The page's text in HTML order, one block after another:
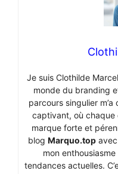
Je suis Clothilde
monde du branding
parcours singulier
captivant, où
marque forte et
blog Marquo.top
mon
tendances actuelles.